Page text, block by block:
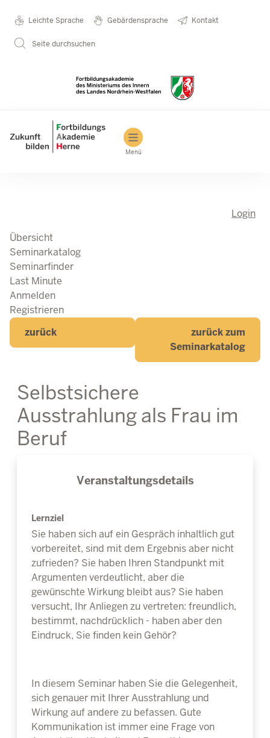
Metanavigation
Leichte Sprache Gebärdensprache Kontakt
Seite durchsuchen
Main navigation
Menü
Login
Übersicht
Seminarkatalog
Seminarfinder
Last Minute
Anmelden
Registrieren
zurück
zurück zum
Seminarkatalog
Selbstsichere
Ausstrahlung als Frau im
Beruf
Veranstaltungsdetails
Lernziel
Sie haben sich auf ein Gespräch inhaltlich gut
vorbereitet, sind mit dem Ergebnis aber nicht
zufrieden? Sie haben Ihren Standpunkt mit
Argumenten verdeutlicht, aber die
gewünschte Wirkung bleibt aus? Sie haben
versucht, Ihr Anliegen zu vertreten: freundlich,
bestimmt, nachdrücklich - haben aber den
Eindruck, Sie finden kein Gehör?
In diesem Seminar haben Sie die Gelegenheit,
sich genauer mit Ihrer Ausstrahlung und
Wirkung auf andere zu befassen. Gute
Kommunikation ist immer eine Frage von